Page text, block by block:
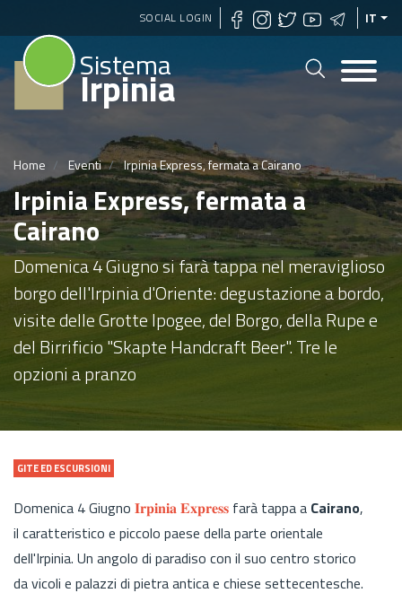
Salta
al
principale
SOCIAL LOGIN IT
Sistema
Irpinia
Home Eventi Irpinia Express, fermata a Cairano
Irpinia Express, fermata a
Cairano
Domenica 4 Giugno si farà tappa nel meraviglioso
borgo dell'Irpinia d'Oriente: degustazione a bordo,
visite delle Grotte Ipogee, del Borgo, della Rupe e
del Birrificio "Skapte Handcraft Beer". Tre le
opzioni a pranzo
GITE ED ESCURSIONI
Domenica 4 Giugno 𝐈𝐫𝐩𝐢𝐧𝐢𝐚 𝐄𝐱𝐩𝐫𝐞𝐬𝐬 farà tappa a Cairano,
il caratteristico e piccolo paese della parte orientale
dell'Irpinia. Un angolo di paradiso con il suo centro storico
da vicoli e palazzi di pietra antica e chiese settecentesche.